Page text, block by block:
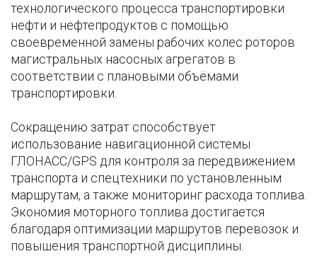
технологического процесса транспортировки
нефти и нефтепродуктов с помощью
своевременной замены рабочих колес роторов
магистральных насосных агрегатов в
соответствии с плановыми объёмами
транспортировки.
Сокращению затрат способствует
использование навигационной системы
ГЛОНАСС/GPS для контроля за передвижением
транспорта и спецтехники по установленным
маршрутам, а также мониторинг расхода топлива.
Экономия моторного топлива достигается
благодаря оптимизации маршрутов перевозок и
повышения транспортной дисциплины.